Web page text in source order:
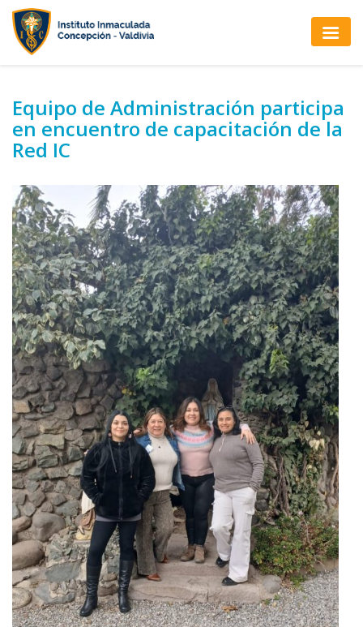
Equipo de Administración participa
en encuentro de capacitación de la
Red IC